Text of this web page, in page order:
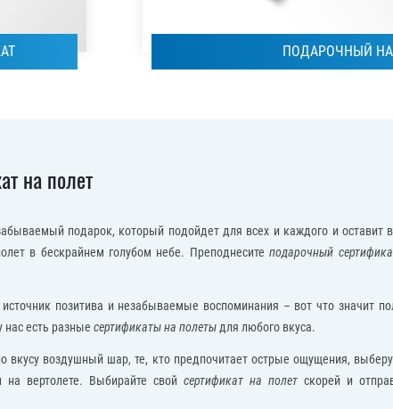
ПОДАРОЧНЫЙ
на полет
подарок, который подойдет для всех и каждого и оставит
в бескрайнем голубом небе. Преподнеситеподарочный
позитива и незабываемые воспоминания – вот что значит
есть разные сертификаты на полетыдля любого вкуса.
вкусу воздушный шар, те, кто предпочитает острые ощущения,
вертолете. Выбирайте свой сертификат на полет скорей и